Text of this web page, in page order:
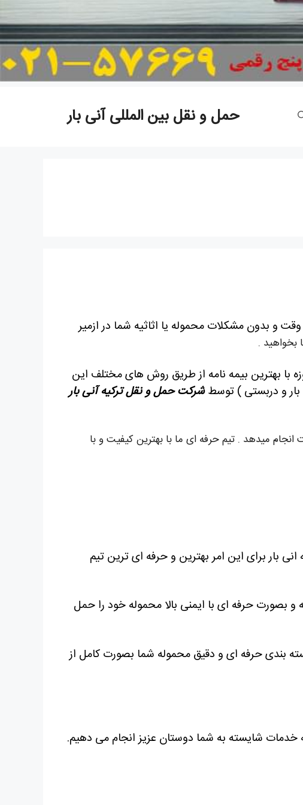
حمل و نقل بین المللی آنی بار
و بدون مشکلات محموله یا اثاثیه شما در ازمیر
بخواهید .
بهترین بیمه نامه از طریق روش های مختلف این
بار و دربستی ) توسطشرکت حمل و نقل ترکیه آنی بار
میدهد . تیم حرفه ای ما با بهترین کیفیت و با
بار برای این امر بهترین و حرفه ای ترین تیم
و بصورت حرفه ای با ایمنی بالا محموله خود را حمل
بندی حرفه ای و دقیق محموله شما بصورت کامل از
خدمات شایسته به شما دوستان عزیز انجام می دهیم.